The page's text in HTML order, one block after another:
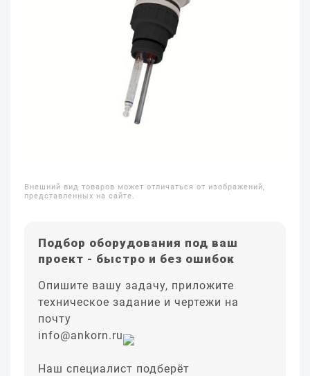
Внешний вид товаров может отличаться от изображений,
представленных на сайте.
Подбор оборудования под ваш
проект - быстро и без ошибок
Опишите вашу задачу, приложите
техническое задание и чертежи на
почту
info@ankorn.ru
Наш специалист подберёт